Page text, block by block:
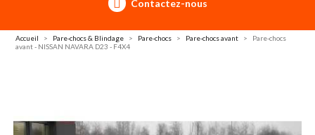
Contactez-nous
Accueil Pare-chocs & Blindage Pare-chocs Pare-chocs avant
Pare-chocs
avant - NISSAN NAVARA D23 - F4X4